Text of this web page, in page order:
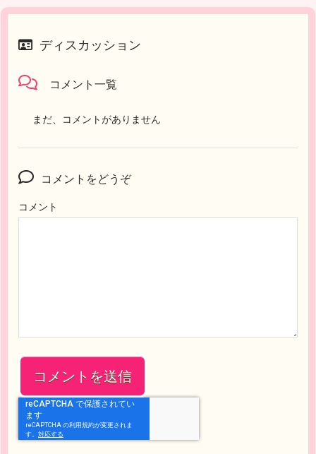
ディスカッション
コメント一覧
まだ、コメントがありません
コメントをどうぞ
コメント